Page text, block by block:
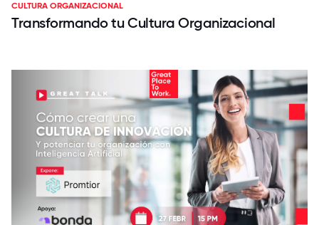
CULTURA ORGANIZACIONAL
Transformando tu Cultura Organizacional